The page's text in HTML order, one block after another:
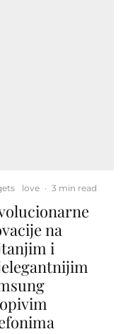
love · 3 min read
na
i